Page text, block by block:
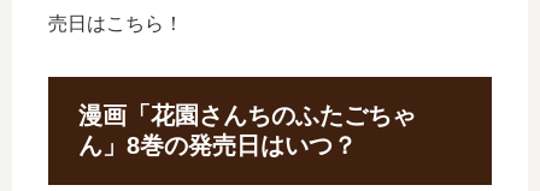
売日はこちら！
漫画「花園さんちのふたごちゃ
ん」8巻の発売日はいつ？